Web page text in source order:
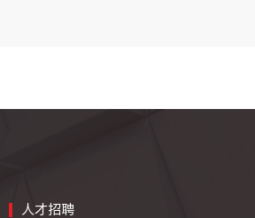
人才招聘